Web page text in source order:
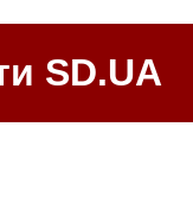
SD.UA